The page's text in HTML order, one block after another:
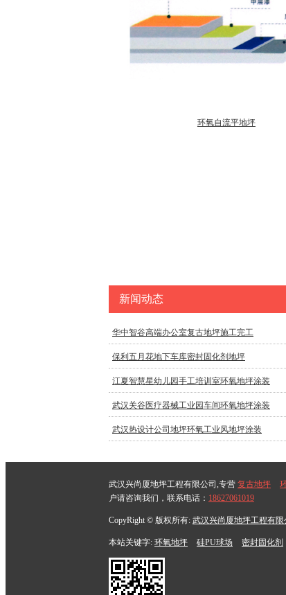
环氧自流平地坪
新闻动态
华中智谷高端办公室复古地坪施工完工
保利五月花地下车库密封固化剂地坪
江夏智慧星幼儿园手工培训室环氧地坪涂装
武汉关谷医疗器械工业园车间环氧地坪涂装
武汉热设计公司地坪环氧工业风地坪涂装
武汉兴尚厦地坪工程有限公司,专营 复古地坪
户请咨询我们，联系电话： 18627061019
CopyRight © 版权所有: 武汉兴尚厦地坪工程有限
本站关键字: 环氧地坪 硅PU球场 密封固化剂